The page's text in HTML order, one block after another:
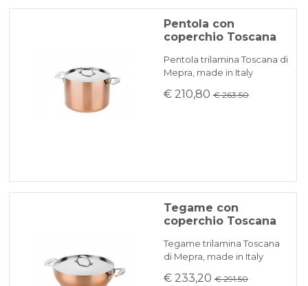
Pentola con
coperchio Toscana
Pentola trilamina Toscana di
Mepra, made in Italy
€ 210,80 € 263.50
Tegame con
coperchio Toscana
Tegame trilamina Toscana
di Mepra, made in Italy
€ 233,20 € 291.50